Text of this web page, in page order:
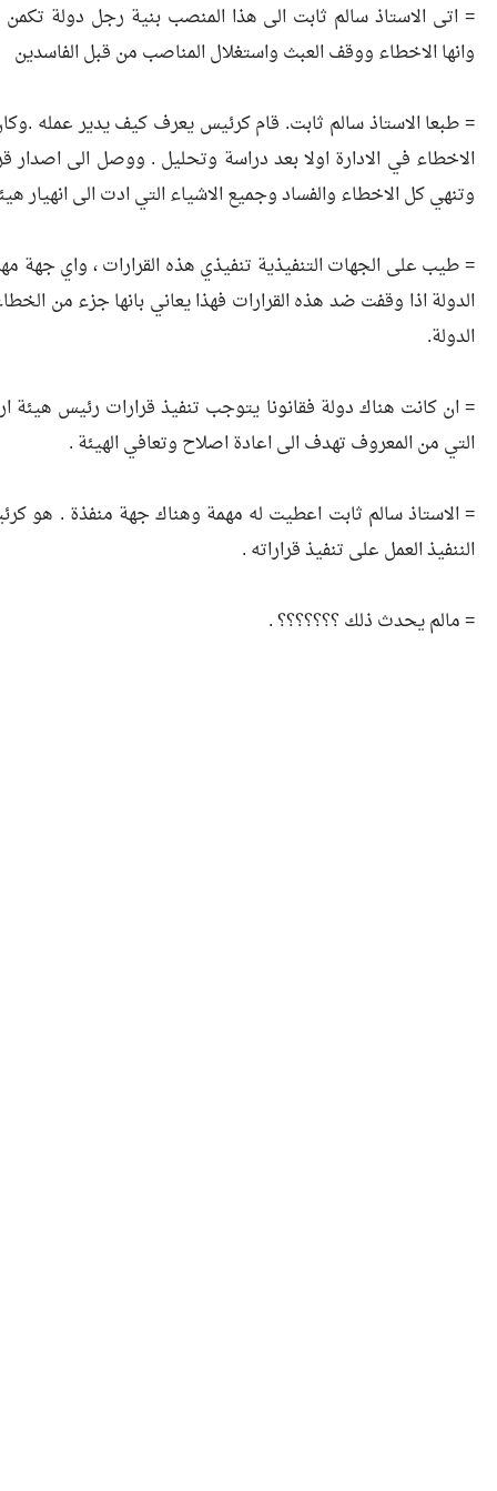
= اتى الاستاذ سالم ثابت الى هذا المنصب بنية رجل دولة
وانها الاخطاء ووقف العبث واستغلال المناصب من قبل الفاسدين
= طبعا الاستاذ سالم ثابت. قام كرئيس يعرف كيف يدير عمله
الاخطاء في الادارة اولا بعد دراسة وتحليل . ووصل الى اصدار
وتنهي كل الاخطاء والفساد وجميع الاشياء التي ادت الى انهيار
= طيب على الجهات التنفيذية تنفيذي هذه القرارات ، واي جهة
الدولة اذا وقفت ضد هذه القرارات فهذا يعاني بانها جزء من
الدولة.
= ان كانت هناك دولة فقانونا يتوجب تنفيذ قرارات رئيس هيئة
التي من المعروف تهدف الى اعادة اصلاح وتعافي الهيئة .
= الاستاذ سالم ثابت اعطيت له مهمة وهناك جهة منفذة . هو
الننفيذ العمل على تنفيذ قراراته .
= مالم يحدث ذلك ؟؟؟؟؟؟؟ .